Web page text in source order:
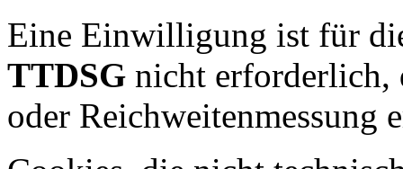
Eine Einwilligung ist für
TTDSG nicht erforderlich,
oder Reichweitenmessung